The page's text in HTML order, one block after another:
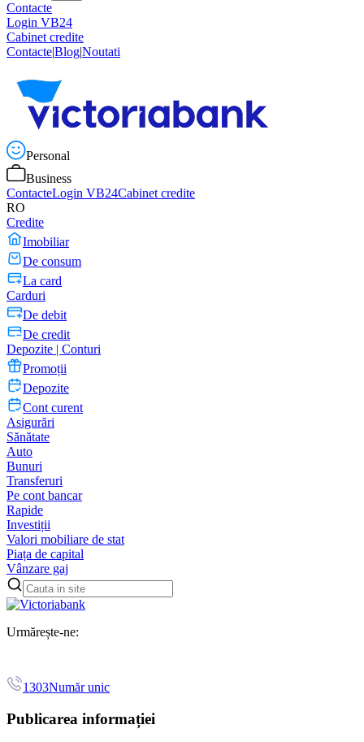
Contacte
Login VB24
Cabinet credite
Contacte|Blog|Noutati
Personal
Business
ContacteLogin VB24Cabinet credite
RO
Credite
Imobiliar
De consum
La card
Carduri
De debit
De credit
Depozite | Conturi
Promoții
Depozite
Cont curent
Asigurări
Sănătate
Auto
Bunuri
Transferuri
Pe cont bancar
Rapide
Investiții
Valori mobiliare de stat
Piața de capital
Vânzare gaj
Urmărește-ne:
1303Număr unic
Publicarea informației